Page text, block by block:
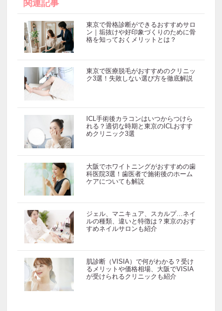
関連記事
東京で骨格診断ができるおすすめサロ
ン｜垢抜けや好印象づくりのために骨
格を知っておくメリットとは？
東京で医療脱毛がおすすめのクリニッ
ク3選！失敗しない選び方を徹底解説
ICL手術後カラコンはいつからつけら
れる？適切な時期と東京のICLおすす
めクリニック3選
大阪でホワイトニングがおすすめの歯
科医院3選！歯医者で施術後のホーム
ケアについても解説
ジェル、マニキュア、スカルプ…ネイ
ルの種類、違いと特徴は？東京のおす
すめネイルサロンも紹介
肌診断（VISIA）で何がわかる？受け
るメリットや価格相場、大阪でVISIA
が受けられるクリニックも紹介